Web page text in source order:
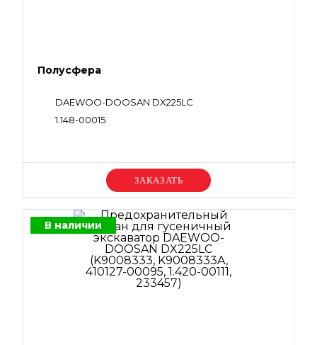
Полусфера
DAEWOO-DOOSAN DX225LC
1.148-00015
Уточняйте цену
В наличии